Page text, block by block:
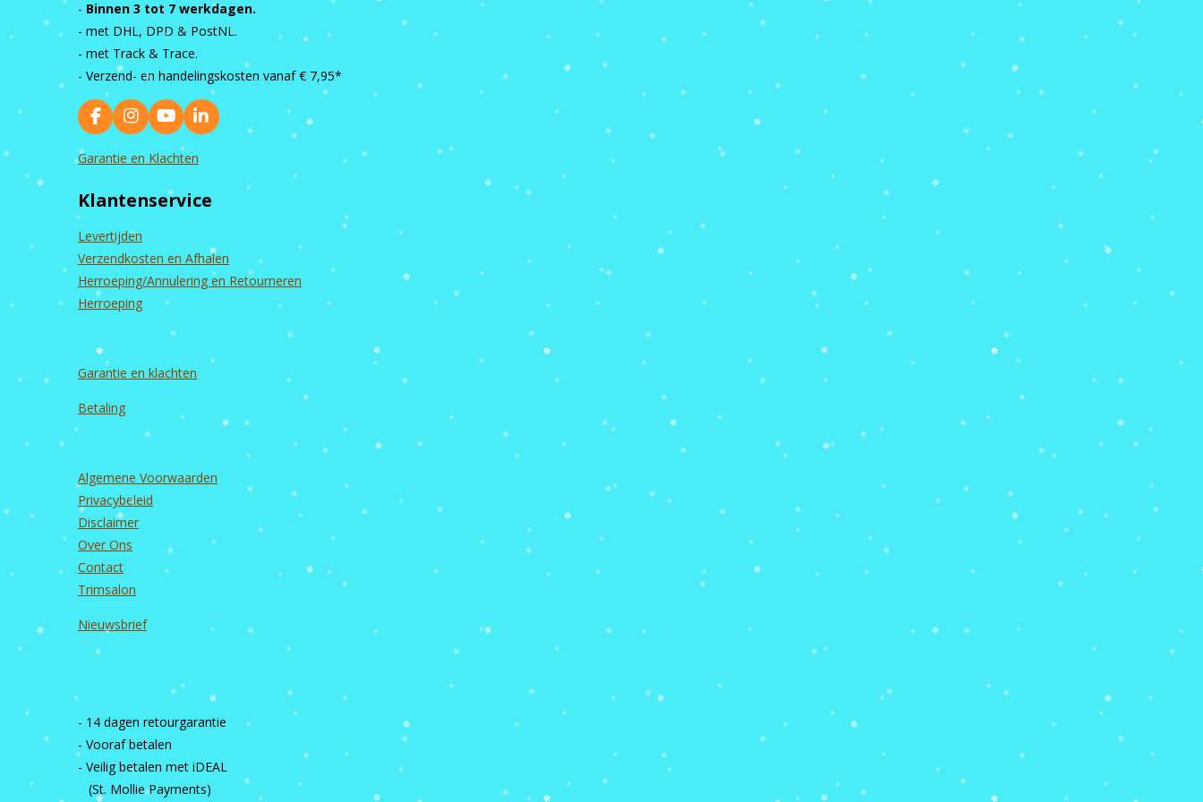
- Binnen 3 tot 7 werkdagen.
- met DHL, DPD & PostNL.
- met Track & Trace.
- Verzend- en handelingskosten vanaf € 7,95*
F
a
c
o
k
I
n
s
g
a
m
Y
o
u
u
b
L
i
d
Garantie en Klachten
Klantenservice
Levertijden
Verzendkosten en Afhalen
Herroeping/Annulering en Retourneren
Herroeping
Garantie en klachten
Betaling
Algemene Voorwaarden
Privacybeleid
Disclaimer
Over Ons
Contact
Trimsalon
Nieuwsbrief
- 14 dagen retourgarantie
- Vooraf betalen
- Veilig betalen met iDEAL
(St. Mollie Payments)